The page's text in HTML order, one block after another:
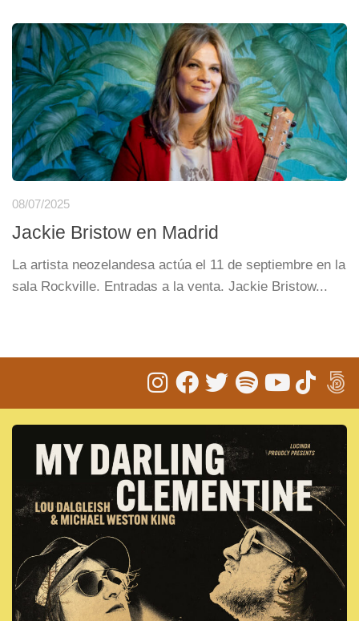
08/07/2025
Jackie Bristow en Madrid
La artista neozelandesa actúa el 11 de septiembre en la
sala Rockville. Entradas a la venta. Jackie Bristow...